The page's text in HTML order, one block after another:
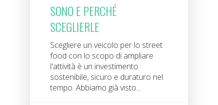
SONO E PERCHÉ
SCEGLIERLE
Scegliere un veicolo per lo street
food con lo scopo di ampliare
l'attività è un investimento
sostenibile, sicuro e duraturo nel
tempo. Abbiamo già visto...